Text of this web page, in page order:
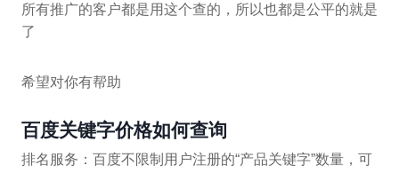
所有推广的客户都是用这个查的，所以也都是公平的就是
了
希望对你有帮助
百度关键字价格如何查询
排名服务：百度不限制用户注册的“产品关键字”数量，可